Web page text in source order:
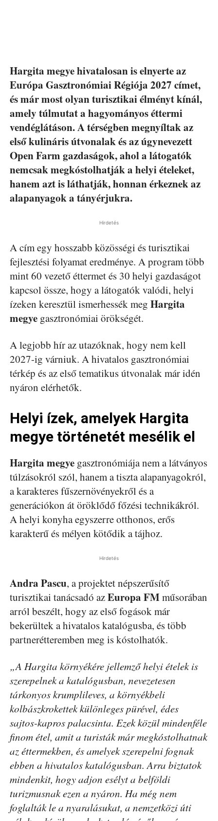
Hargita megye hivatalosan is elnyerte az
Európa Gasztronómiai Régiója 2027 címet,
és már most olyan turisztikai élményt kínál,
amely túlmutat a hagyományos éttermi
vendéglátáson. A térségben megnyíltak az
első kulináris útvonalak és az úgynevezett
Open Farm gazdaságok, ahol a látogatók
nemcsak megkóstolhatják a helyi ételeket,
hanem azt is láthatják, honnan érkeznek az
alapanyagok a tányérjukra.
Hirdetés
A cím egy hosszabb közösségi és turisztikai
fejlesztési folyamat eredménye. A program több
mint 60 vezető éttermet és 30 helyi gazdaságot
kapcsol össze, hogy a látogatók valódi, helyi
ízeken keresztül ismerhessék meg Hargita
megye gasztronómiai örökségét.
A legjobb hír az utazóknak, hogy nem kell
2027-ig várniuk. A hivatalos gasztronómiai
térkép és az első tematikus útvonalak már idén
nyáron elérhetők.
Helyi ízek, amelyek Hargita
megye történetét mesélik el
Hargita megye gasztronómiája nem a látványos
túlzásokról szól, hanem a tiszta alapanyagokról,
a karakteres fűszernövényekről és a
generációkon át öröklődő főzési technikákról.
A helyi konyha egyszerre otthonos, erős
karakterű és mélyen kötődik a tájhoz.
Hirdetés
Andra Pascu, a projektet népszerűsítő
turisztikai tanácsadó azEuropa FMműsorában
arról beszélt, hogy az első fogások már
bekerültek a hivatalos katalógusba, és több
partnerétteremben meg is kóstolhatók.
„A Hargita környékére jellemző helyi ételek is
szerepelnek a katalógusban, nevezetesen
tárkonyos krumplileves, a környékbeli
kolbászkrokettek különleges pürével, édes
sajtos-kapros palacsinta. Ezek közül mindenféle
finom étel, amit a turisták már megkóstolhatnak
az éttermekben, és amelyek szerepelni fognak
ebben a hivatalos katalógusban. Arra biztatok
mindenkit, hogy adjon esélyt a belföldi
turizmusnak ezen a nyáron. Ha még nem
foglalták le a nyaralásukat, a nemzetközi úti